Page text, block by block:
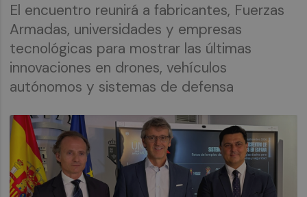
El encuentro reunirá a fabricantes, Fuerzas
Armadas, universidades y empresas
tecnológicas para mostrar las últimas
innovaciones en drones, vehículos
autónomos y sistemas de defensa